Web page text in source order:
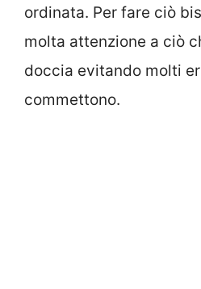
ordinata. Per fare ciò
molta attenzione a ciò
doccia evitando molti
commettono.